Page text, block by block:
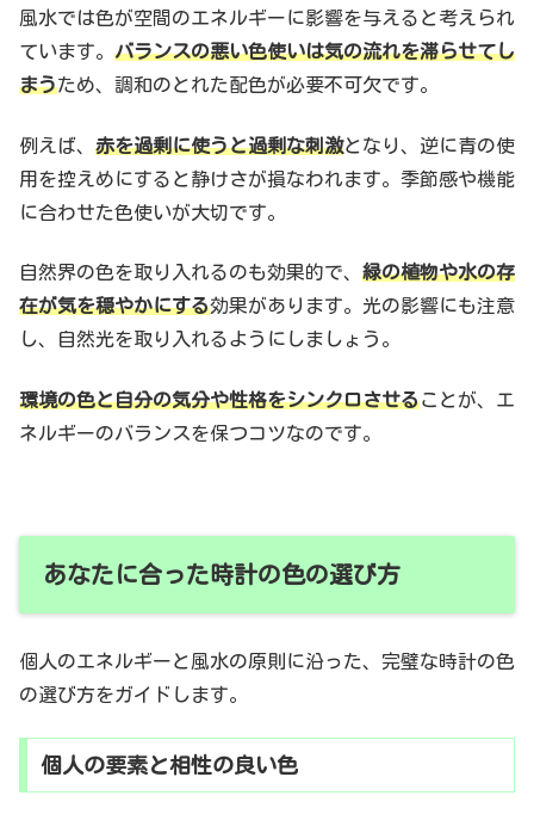
風水では色が空間のエネルギーに影響を与えると考えられ
ています。 バランスの悪い色使いは気の流れを滞らせてし
まうため、調和のとれた配色が必要不可欠です。
例えば、 赤を過剰に使うと過剰な刺激となり、逆に青の使
用を控えめにすると静けさが損なわれます。季節感や機能
に合わせた色使いが大切です。
自然界の色を取り入れるのも効果的で、 緑の植物や水の存
在が気を穏やかにする効果があります。光の影響にも注意
し、自然光を取り入れるようにしましょう。
環境の色と自分の気分や性格をシンクロさせることが、エ
ネルギーのバランスを保つコツなのです。
あなたに合った時計の色の選び方
個人のエネルギーと風水の原則に沿った、完璧な時計の色
の選び方をガイドします。
個人の要素と相性の良い色